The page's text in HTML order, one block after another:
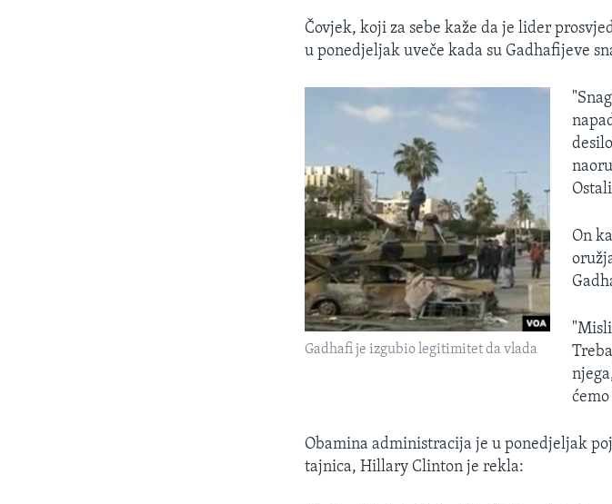
Čovjek, koji za sebe kaže da je lider
u ponedjeljak uveče kada su Gadhafijeve
Gadhafi je izgubio legitimitet da vlada
On
Obamina administracija je u ponedjeljak
tajnica, Hillary Clinton je rekla: